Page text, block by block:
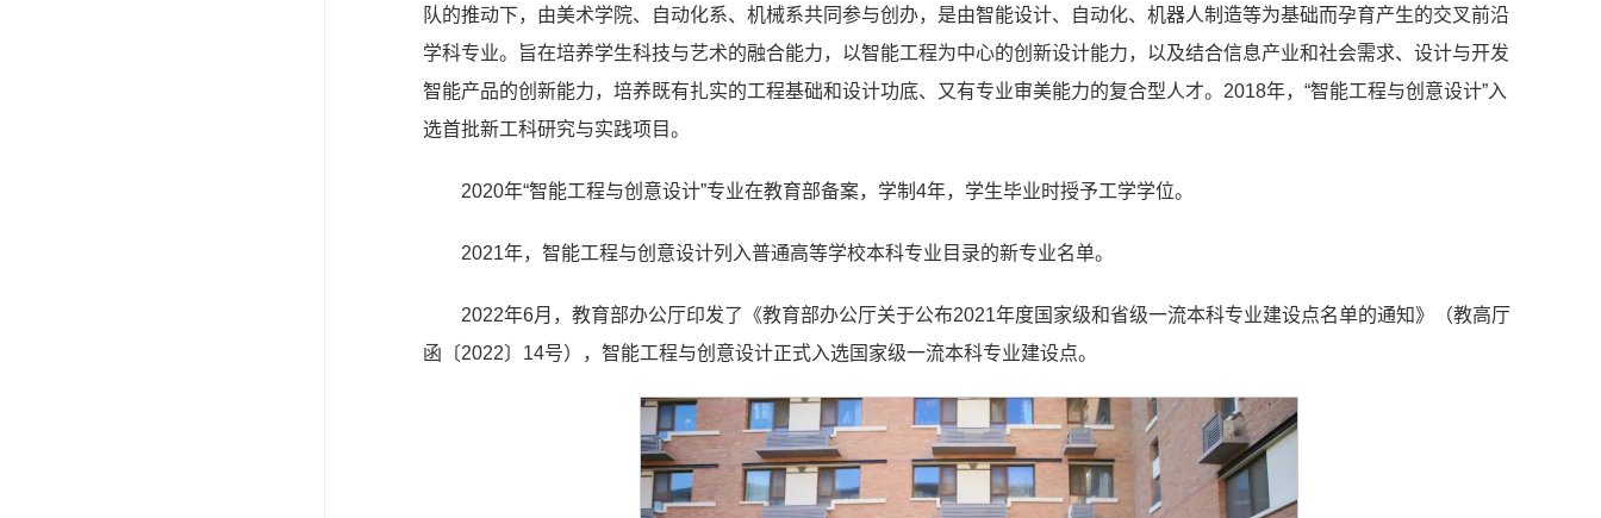
队的推动下，由美术学院、自动化系、机械系共同参与创办，是由智能设计、自动化、机器人制造等为基础而孕育产生的交叉前沿
学科专业。旨在培养学生科技与艺术的融合能力，以智能工程为中心的创新设计能力，以及结合信息产业和社会需求、设计与开发
智能产品的创新能力，培养既有扎实的工程基础和设计功底、又有专业审美能力的复合型人才。2018年，“智能工程与创意设计”入
选首批新工科研究与实践项目。
2020年“智能工程与创意设计”专业在教育部备案，学制4年，学生毕业时授予工学学位。
2021年，智能工程与创意设计列入普通高等学校本科专业目录的新专业名单。
2022年6月，教育部办公厅印发了《教育部办公厅关于公布2021年度国家级和省级一流本科专业建设点名单的通知》（教高厅
函〔2022〕14号），智能工程与创意设计正式入选国家级一流本科专业建设点。